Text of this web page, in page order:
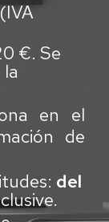
€. Se
en el
de
del